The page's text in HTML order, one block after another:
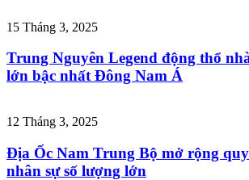
15 Tháng 3, 2025
Trung Nguyên Legend động thổ
lớn bậc nhất Đông Nam Á
12 Tháng 3, 2025
Địa Ốc Nam Trung Bộ mở rộng
nhân sự số lượng lớn